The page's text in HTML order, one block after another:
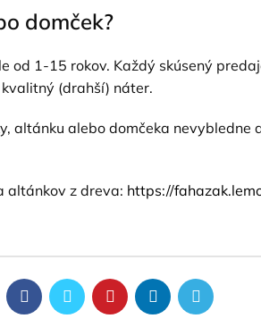
domček?
od 1-15 rokov. Každý skúsený
(drahší) náter.
alebo domčeka
altánkov z dreva: https://